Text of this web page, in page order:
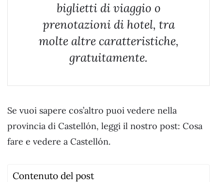
biglietti di viaggio o
prenotazioni di hotel, tra
molte altre caratteristiche,
gratuitamente.
Se vuoi sapere cos’altro puoi vedere nella
provincia di Castellón, leggi il nostro post: Cosa
fare e vedere a Castellón.
Contenuto del post